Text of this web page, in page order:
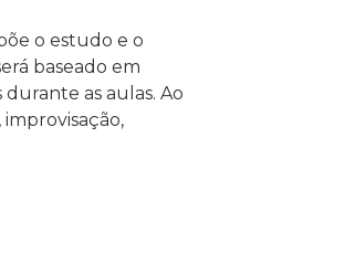
o estudo e o
baseado em
as aulas. Ao